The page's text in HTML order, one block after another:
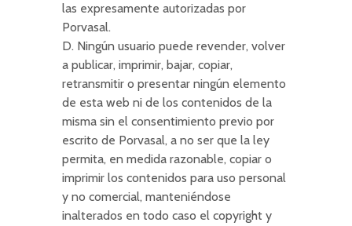
las expresamente autorizadas por
Porvasal.
D. Ningún usuario puede revender, volver
a publicar, imprimir, bajar, copiar,
retransmitir o presentar ningún elemento
de esta web ni de los contenidos de la
misma sin el consentimiento previo por
escrito de Porvasal, a no ser que la ley
permita, en medida razonable, copiar o
imprimir los contenidos para uso personal
y no comercial, manteniéndose
inalterados en todo caso el copyright y